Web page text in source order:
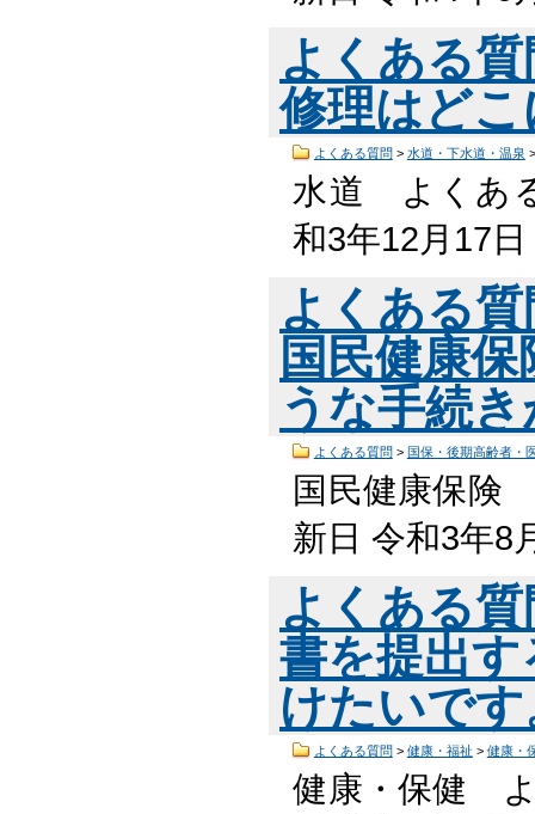
よくある
修理はど
よくある質問 > 水道・下水道・温泉
水道 よくあ
和3年12月17
よくある
国民健康
うな手続
よくある質問 > 国保・後期高齢者・
国民健康保
新日 令和3年
よくある
書を提出
けたいで
よくある質問 > 健康・福祉 > 健康・
健康・保健